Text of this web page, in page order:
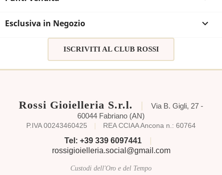
Esclusiva in Negozio 
ISCRIVITI AL CLUB ROSSI
Rossi Gioielleria S.r.l. |
Via B. Gigli, 27 -
60044 Fabriano (AN)
P.IVA 00243460425 REA CCIAA Ancona n.: 60764
Tel: +39 339 6097441
rossigioielleria.social@gmail.com
Custodi dell'Oro e del Tempo
Accedi
You need to be logged in to save products in your
Annulla Accedi